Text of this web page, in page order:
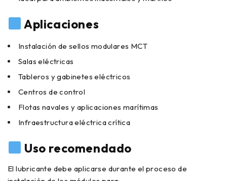
Aplicaciones
Instalación de sellos modulares MCT
Salas eléctricas
Tableros y gabinetes eléctricos
Centros de control
Flotas navales y aplicaciones marítimas
Infraestructura eléctrica crítica
Uso recomendado
El lubricante debe aplicarse durante el proceso de